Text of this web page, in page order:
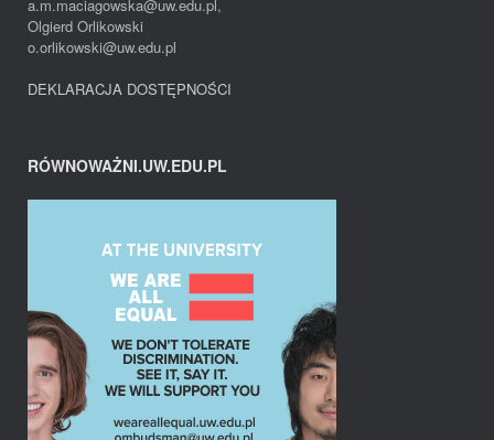
a.m.maciagowska@uw.edu.pl,
Olgierd Orlikowski
o.orlikowski@uw.edu.pl
DEKLARACJA DOSTĘPNOŚCI
RÓWNOWAŻNI.UW.EDU.PL